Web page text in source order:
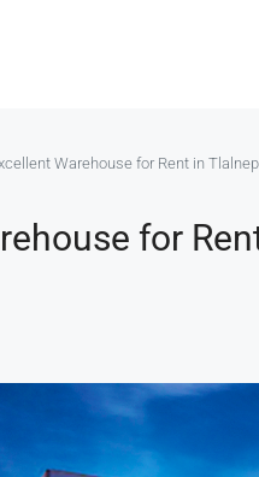
Warehouse for Rent in
for